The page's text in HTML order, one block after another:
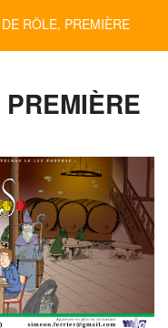
RÔLE, PREMIÈRE